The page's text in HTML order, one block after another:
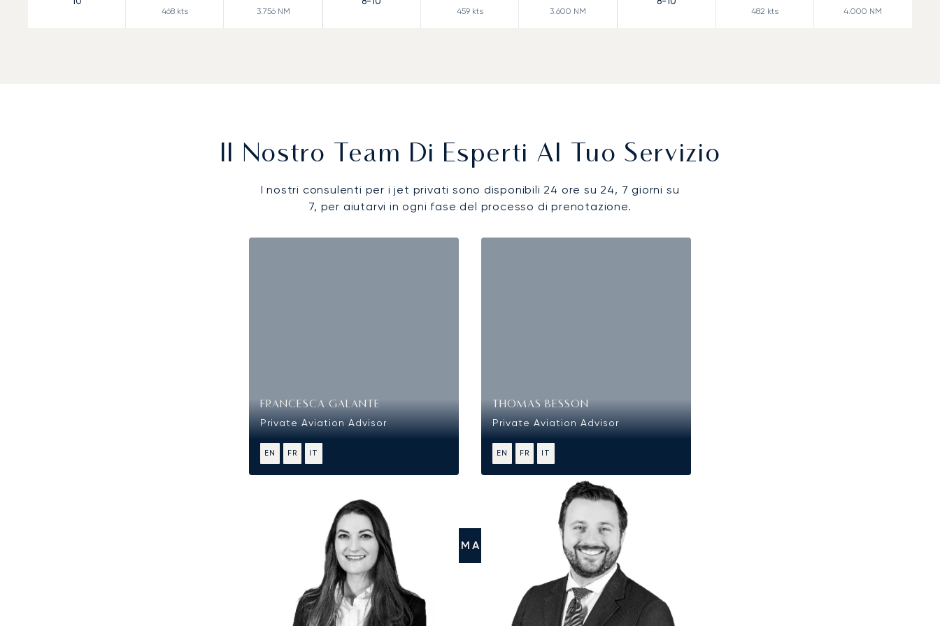
468kts 3.756NM 459kts 3.600 NM 482 kts 4.000 NM
Il Nostro Team Di Esperti Al Tuo Servizio
I nostri consulenti per i jet privati sono disponibili 24 ore su 24, 7 giorni su
7, per aiutarvi in ogni fase del processo di prenotazione.
FRANCESCA GALANTE
Private Aviation Advisor
EN FR IT
THOMAS BESSON
Private Aviation Advisor
EN FR IT
CHIAMATECI